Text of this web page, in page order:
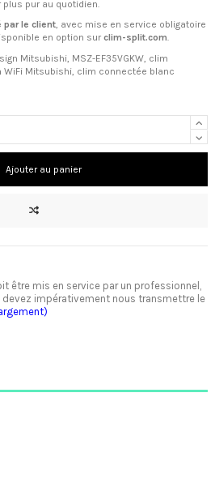
plus pur au quotidien.
par le client, avec mise en service obligatoire
en option sur clim-split.com.
Mitsubishi, MSZ-EF35VGKW, clim
Mitsubishi, clim connectée blanc
Ajouter au panier
être mis en service par un professionnel,
impérativement nous transmettre le